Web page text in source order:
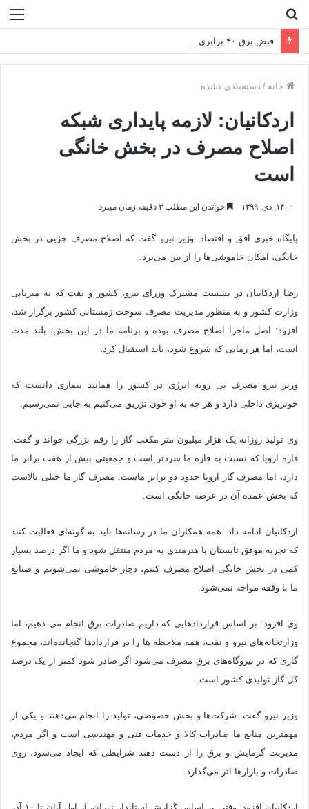
قبض برق ۴۰ برابری در راه است!
خانه / دسته‌بندی نشده
اردکانیان: لازمه پایداری شبکه
اصلاح مصرف در بخش خانگی
است
۱۴, دی, ۱۳۹۹ خواندن این مطلب ۳ دقیقه زمان میبرد
پایگاه خبری افق و اقتصاد- وزیر نیرو گفت که اصلاح مصرف جزیی در بخش
خانگی، امکان خاموشی‌ها را از بین می‌برد.
رضا اردکانیان در نشست مشترک وزرای نیرو، کشور و نفت که به میزبانی
وزارت کشور و به منظور مدیریت مصرف سوخت زمستانی کشور برگزار شد،
افزود: اصل ماجرا اصلاح مصرف بوده و برنامه ما در این بخش، بلند مدت
است، اما هر زمانی که شروع شود، باید استقبال کرد.
وزیر نیرو مصرف بی رویه انرژی در کشور را همانند بیماری دانست که
خونریزی داخلی دارد و هر چه به او خون تزریق می‌کنیم به جایی نمی‌رسیم.
وی تولید روزانه یک هزار میلیون متر مکعب گاز را رقم بزرگی خواند و گفت:
قاره اروپا که نسبت به قاره ما سردتر است و جمعیتی بیش از هفت برابر ما
دارد، اما مصرف گاز اروپا حدود دو برابر ماست. مصرف گاز ما خیلی بالاست
که بخش عمده آن در عرصه خانگی است.
اردکانیان ادامه داد: همه همکاران ما در رسانه‌ها باید به گونه‌ای فعالیت کنند
که تجربه موفق تابستان با هنرمندی به مردم منتقل شود و ما اگر درصد بسیار
کمی در بخش خانگی اصلاح مصرف کنیم، دچار خاموشی نمی‌شویم و صنایع
ما با وقفه مواجه نمی‌شود.
وی افزود: بر اساس قراردادهایی که داریم صادرات برق انجام می دهیم، اما
وزارتخانه‌های نیرو و نفت، همه ملاحظه ها را در قراردادها گنجانده‌اند، مجموع
گازی که در نیروگاه‌های برق مصرف می‌شود اگر صادر شود کمتر از یک درصد
کل گاز تولیدی کشور است.
وزیر نیرو گفت: شرکت‌ها و بخش خصوصی، تولید را انجام می‌دهند و یکی از
مهمترین منابع ما صادرات کالا و خدمات فنی و مهندسی است و اگر مردم،
مدیریت گرمایش و برق را از دست دهند شرایطی که ایجاد می‌شود، روی
صادرات و بازارها اثر می‌گذارد.